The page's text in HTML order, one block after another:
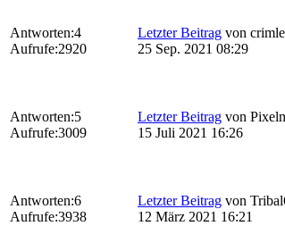
Antworten:4
Aufrufe:2920
Letzter Beitrag von crimle
25 Sep. 2021 08:29
Antworten:5
Aufrufe:3009
Letzter Beitrag von
15 Juli 2021 16:26
Antworten:6
Aufrufe:3938
Letzter Beitrag von
12 März 2021 16:21